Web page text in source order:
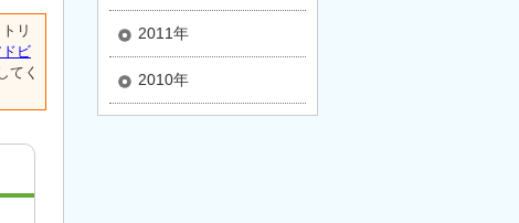
リ
ドビ
てく
2011年
2010年